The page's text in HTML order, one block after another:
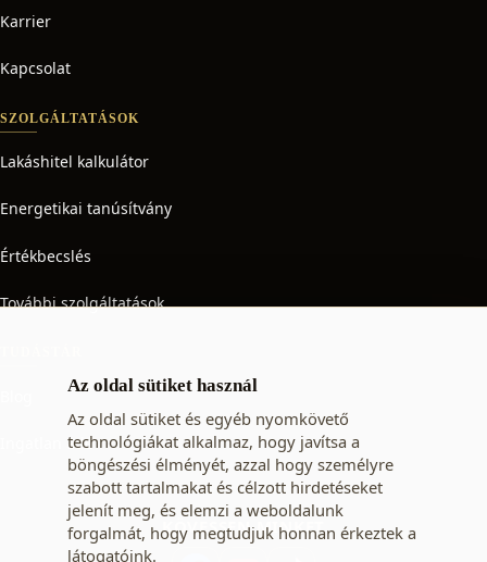
Az oldal sütiket használ
Az oldal sütiket és egyéb nyomkövető
technológiákat alkalmaz, hogy javítsa a
böngészési élményét, azzal hogy személyre
szabott tartalmakat és célzott hirdetéseket
jelenít meg, és elemzi a weboldalunk
forgalmát, hogy megtudjuk honnan érkeztek a
látogatóink.
Karrier
Kapcsolat
SZOLGÁLTATÁSOK
Lakáshitel kalkulátor
Energetikai tanúsítvány
Értékbecslés
További szolgáltatások
Ingatlan adó
KÖVESSEN MINKET